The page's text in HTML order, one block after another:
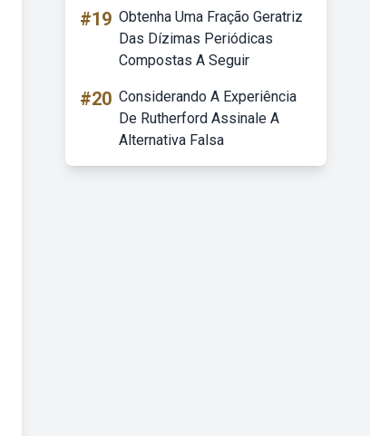
#19 Obtenha Uma Fração Geratriz
Das Dízimas Periódicas
Compostas A Seguir
#20 Considerando A Experiência
De Rutherford Assinale A
Alternativa Falsa